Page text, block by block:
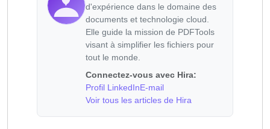
d'expérience dans le domaine des
documents et technologie cloud.
Elle guide la mission de PDFTools
visant à simplifier les fichiers pour
tout le monde.
Connectez-vous avec Hira:
Profil LinkedInE-mail
Voir tous les articles de Hira